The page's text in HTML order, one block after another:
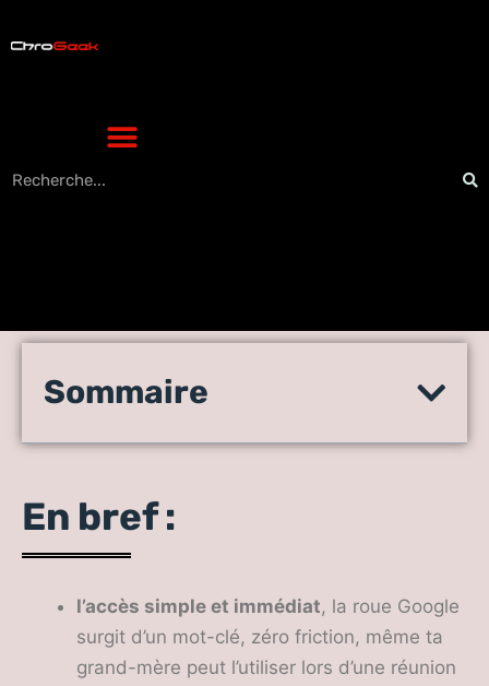
Google Spinner : l’outil en
tirages au sort
Sommaire
En bref :
l’accès simple et immédiat, la roue Google
surgit d’un mot-clé, zéro friction, même ta
grand-mère peut l’utiliser lors d’une réunion